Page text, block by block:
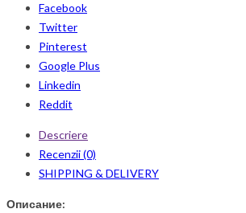
Facebook
Twitter
Pinterest
Google Plus
Linkedin
Reddit
Descriere
Recenzii (0)
SHIPPING & DELIVERY
Описание: